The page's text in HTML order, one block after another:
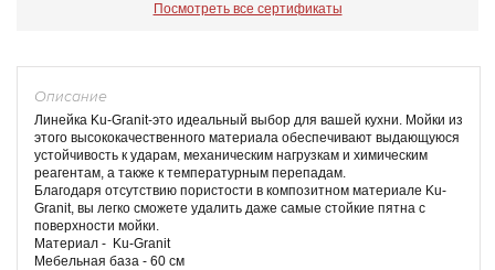
Посмотреть все сертификаты
Описание
Линейка Ku-Granit-это идеальный выбор для вашей кухни. Мойки из
этого высококачественного материала обеспечивают выдающуюся
устойчивость к ударам, механическим нагрузкам и химическим
реагентам, а также к температурным перепадам.
Благодаря отсутствию пористости в композитном материале Ku-
Granit, вы легко сможете удалить даже самые стойкие пятна с
поверхности мойки.
Материал - Ku-Granit
Мебельная база - 60 см